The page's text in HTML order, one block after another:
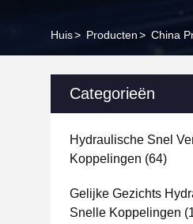
Huis> Producten> China
Categorieën
Hydraulische Snel
Koppelingen (64)
Gelijke Gezichts
Snelle Koppelingen